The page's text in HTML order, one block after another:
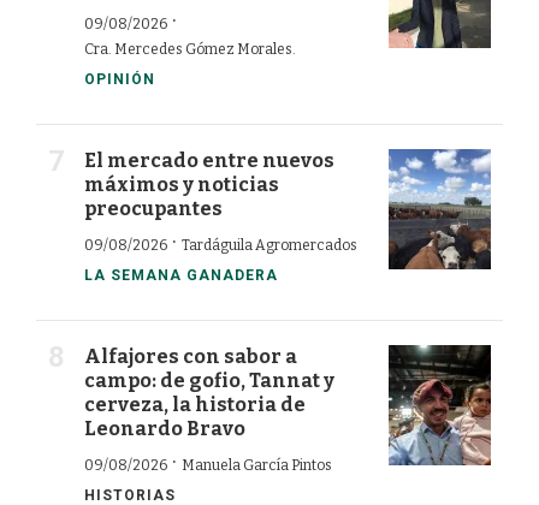
09/08/2026 ·
Cra. Mercedes Gómez Morales.
OPINIÓN
El mercado entre nuevos
máximos y noticias
preocupantes
09/08/2026 · Tardáguila Agromercados
LA SEMANA GANADERA
Alfajores con sabor a
campo: de gofio, Tannat y
cerveza, la historia de
Leonardo Bravo
09/08/2026 · Manuela García Pintos
HISTORIAS